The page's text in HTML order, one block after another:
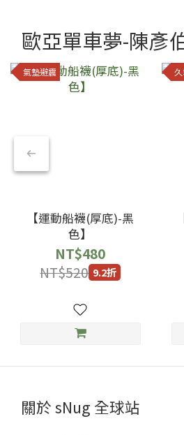
歐亞單車夢-陳彥
氣墊避震
【運動船襪(厚底)-黑
色】
NT$480
NT$520 9.2折
關於 sNug 全球站